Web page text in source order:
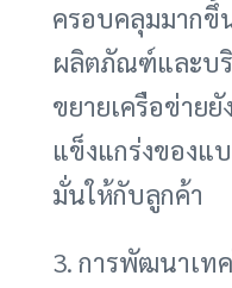
ครอบคลุมมากขึ้
ผลิตภัณฑ์และบริ
ขยายเครือข่ายยั
แข็งแกร่งของแ
มั่นให้กับลูกค้า
3. การพัฒนาเท